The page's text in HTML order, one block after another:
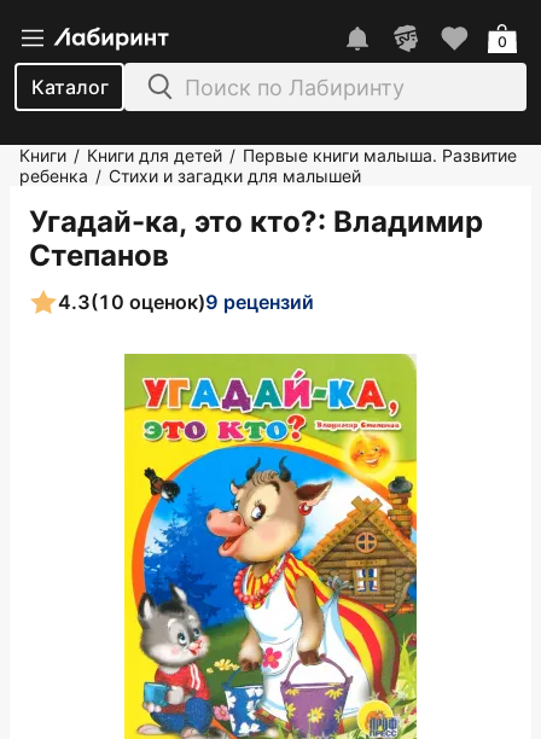
Каталог
0
Книги / Книги для детей / Первые книги малыша. Развитие
ребенка / Стихи и загадки для малышей
Угадай-ка, это кто?: Владимир
Степанов
4.3(10 оценок)9 рецензий